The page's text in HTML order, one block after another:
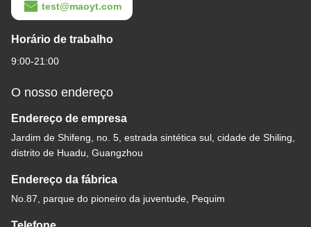
test@maoyt.com
Horário de trabalho
9:00-21:00
O nosso endereço
Endereço de empresa
Jardim de Shifeng, no. 5, estrada sintética sul, cidade de Shiling,
distrito de Huadu, Guangzhou
Endereço da fábrica
No.87, parque do pioneiro da juventude, Pequim